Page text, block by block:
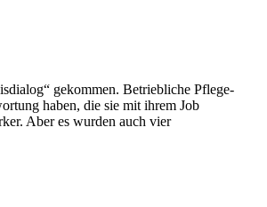
gekommen. Betriebliche Pflege-
haben, die sie mit ihrem Job
Aber es wurden auch vier